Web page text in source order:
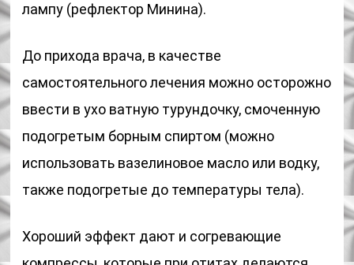
лампу (рефлектор Минина).
До прихода врача, в качестве
самостоятельного лечения можно осторожно
ввести в ухо ватную турундочку, смоченную
подогретым борным спиртом (можно
использовать вазелиновое масло или водку,
также подогретые до температуры тела).
Хороший эффект дают и согревающие